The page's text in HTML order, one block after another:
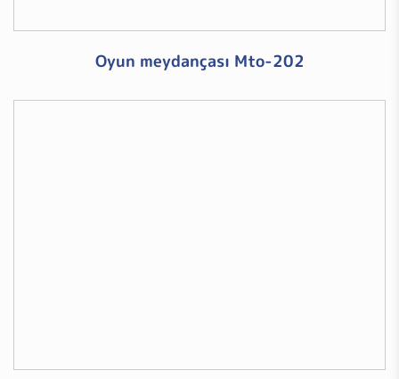
Oyun meydançası Mto-202